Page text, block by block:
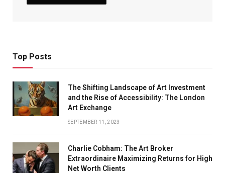
Top Posts
The Shifting Landscape of Art Investment
and the Rise of Accessibility: The London
Art Exchange
SEPTEMBER 11, 2023
Charlie Cobham: The Art Broker
Extraordinaire Maximizing Returns for High
Net Worth Clients